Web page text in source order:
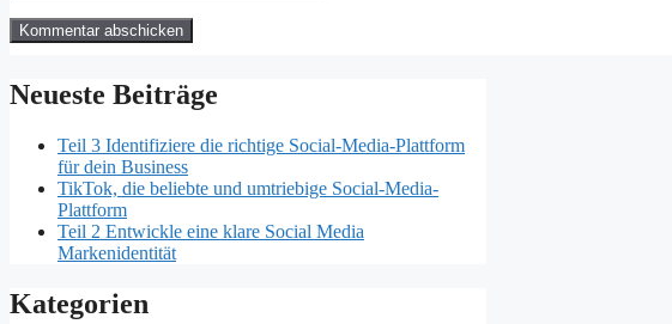
Neueste Beiträge
Teil 3 Identifiziere die richtige Social-Media-Plattform
für dein Business
TikTok, die beliebte und umtriebige Social-Media-
Plattform
Teil 2 Entwickle eine klare Social Media
Markenidentität
Kategorien